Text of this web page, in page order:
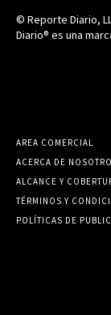
© Reporte Diario,
Diario® es una
AREA COMERCIAL
ACERCA DE
ALCANCE Y
TÉRMINOS Y
POLÍTICAS DE